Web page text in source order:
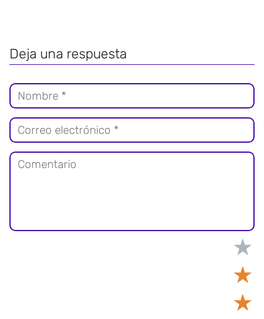
Deja una respuesta
★
★
★